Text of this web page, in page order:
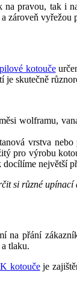
pravou, tak i
zároveň vyřežou
pilové kotouče
je skutečně
wolframu,
vrstva nebo
pro výrobu
největší
si různé
na přání
tlaku.
kotoučeje